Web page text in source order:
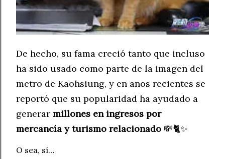
De hecho, su fama creció tanto que incluso
ha sido usado como parte de la imagen del
metro de Kaohsiung, y en años recientes se
reportó que su popularidad ha ayudado a
generar millones en ingresos por
mercancía y turismo relacionado 💸🐈✨
O sea, sí…